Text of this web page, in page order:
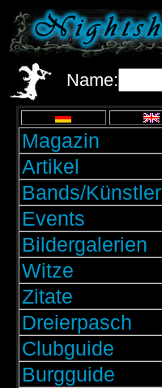
Name:
Magazin
Artikel
Bands/Künstler
Events
Bildergalerien
Witze
Zitate
Dreierpasch
Clubguide
Burgguide